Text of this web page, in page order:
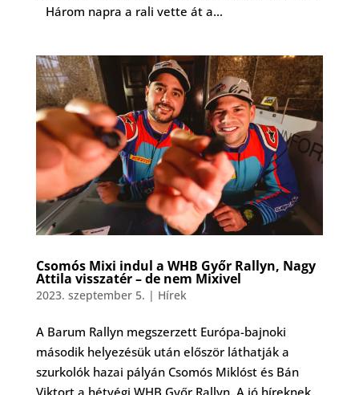
Három napra a rali vette át a...
Csomós Mixi indul a WHB Győr Rallyn, Nagy
Attila visszatér – de nem Mixivel
2023. szeptember 5. | Hírek
A Barum Rallyn megszerzett Európa-bajnoki
második helyezésük után először láthatják a
szurkolók hazai pályán Csomós Miklóst és Bán
Viktort a hétvégi WHB Győr Rallyn. A jó híreknek